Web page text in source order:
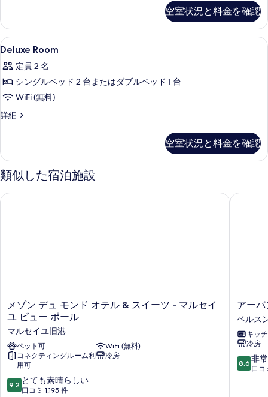
表
示
す
る
の
写
真
を
表
す
の
詳
細
空室状況と料金を確認
Deluxe
Room
の
す
べ
て
真
を
表
高級寝具、セーフティボックス (室
1
Deluxe Room
定員 2 名
シングルベッド 2 台またはダブルベッド 1 台
WiFi (無料)
詳細
Deluxe
細
空室状況と料金を確認
類似した宿泊施設
メ
ゾ
デ
ュ
モ
ド
オ
メゾン デュ モンド オテル & スイーツ - マルセイ
ユ ビュー ポール
マルセイユ旧港
ペット可
WiFi (無料)
コネクティングルーム利
用可
冷房
10
段
9.2 とても素晴らしい
口コミ 1,195 件
メゾン デュ モンド オテル & スイーツ - マルセイユ ビュー ポ
ア
ー
バ
ン
ロ
フ
ト
アー
ベルス
キッ
冷房
10
段
8.6 非
口コ
アーバ